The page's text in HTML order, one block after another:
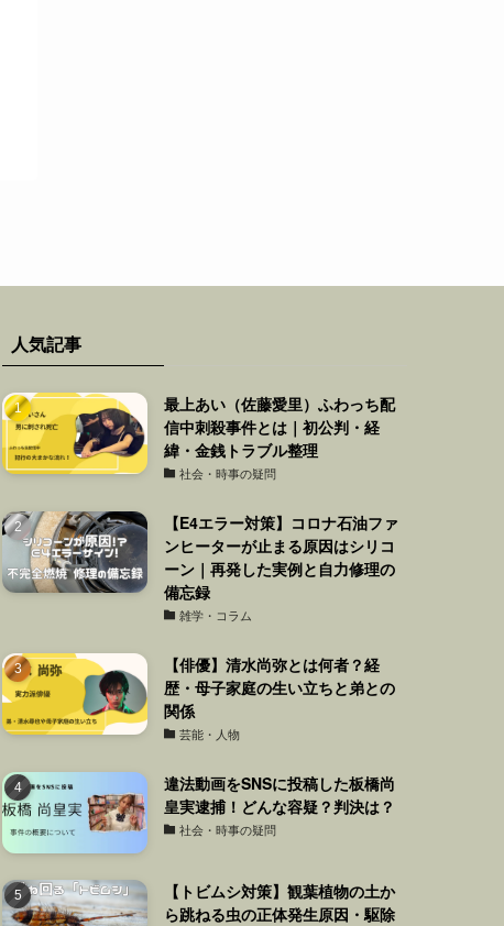
人気記事
最上あい（佐藤愛里）ふわっち配
信中刺殺事件とは｜初公判・経
緯・金銭トラブル整理
社会・時事の疑問
【E4エラー対策】コロナ石油ファ
ンヒーターが止まる原因はシリコ
ーン｜再発した実例と自力修理の
備忘録
雑学・コラム
【俳優】清水尚弥とは何者？経
歴・母子家庭の生い立ちと弟との
関係
芸能・人物
違法動画をSNSに投稿した板橋尚
皇実逮捕！どんな容疑？判決は？
社会・時事の疑問
【トビムシ対策】観葉植物の土か
ら跳ねる虫の正体発生原因・駆除